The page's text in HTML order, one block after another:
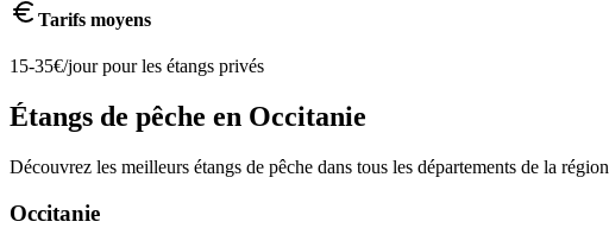
Tarifs moyens
15-35€/jour pour les étangs privés
Étangs de pêche en Occitanie
Découvrez les meilleurs étangs de pêche dans tous les départements de la région
Occitanie